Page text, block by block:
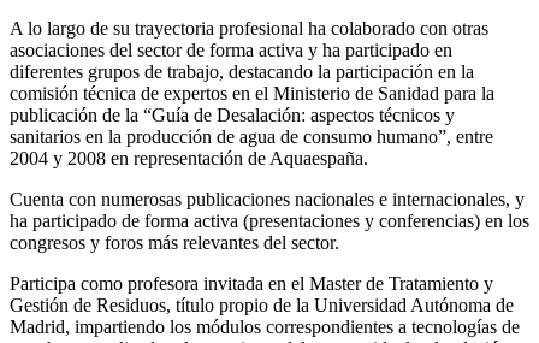
A lo largo de su trayectoria profesional ha colaborado con otras
asociaciones del sector de forma activa y ha participado en
diferentes grupos de trabajo, destacando la participación en la
comisión técnica de expertos en el Ministerio de Sanidad para la
publicación de la “Guía de Desalación: aspectos técnicos y
sanitarios en la producción de agua de consumo humano”, entre
2004 y 2008 en representación de Aquaespaña.
Cuenta con numerosas publicaciones nacionales e internacionales, y
ha participado de forma activa (presentaciones y conferencias) en los
congresos y foros más relevantes del sector.
Participa como profesora invitada en el Master de Tratamiento y
Gestión de Residuos, título propio de la Universidad Autónoma de
Madrid, impartiendo los módulos correspondientes a tecnologías de